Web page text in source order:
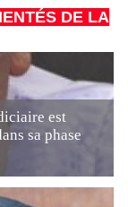
DE LA
est
sa phase